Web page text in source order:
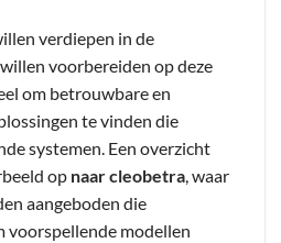
verdiepen in de
voorbereiden op deze
om betrouwbare en
te vinden die
systemen. Een overzicht
op naar cleobetra, waar
aangeboden die
voorspellende modellen